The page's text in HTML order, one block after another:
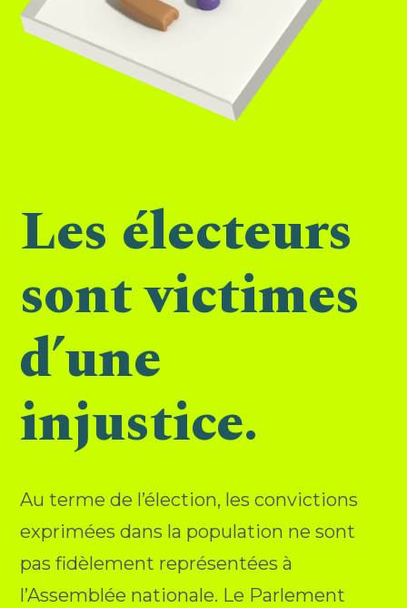
Les électeurs
sont victimes
d’une
injustice.
Au terme de l’élection, les convictions
exprimées dans la population ne sont
pas fidèlement représentées à
l’Assemblée nationale. Le Parlement